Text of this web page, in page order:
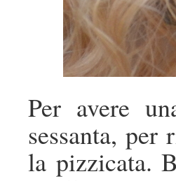
Per avere
sessanta, per
la pizzicata.